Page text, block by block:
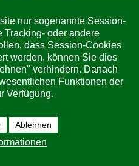
nur sogenannte Session-
Tracking- oder andere
dass Session-Cookies
werden, können Sie dies
verhindern. Danach
Funktionen der
Verfügung.
Ablehnen